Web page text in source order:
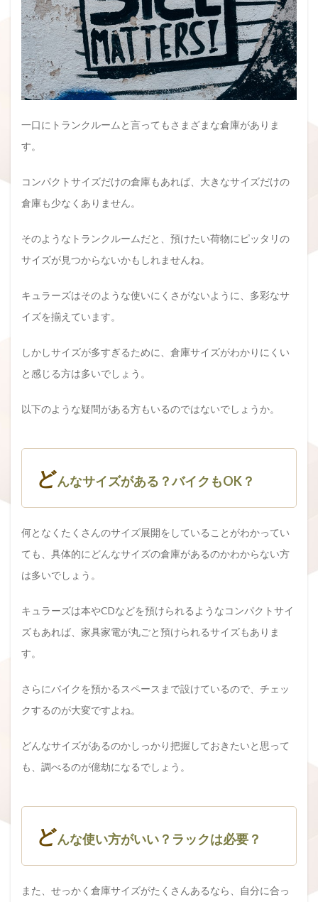
一口にトランクルームと言ってもさまざまな倉庫がありま
す。
コンパクトサイズだけの倉庫もあれば、大きなサイズだけの
倉庫も少なくありません。
そのようなトランクルームだと、預けたい荷物にピッタリの
サイズが見つからないかもしれませんね。
キュラーズはそのような使いにくさがないように、多彩なサ
イズを揃えています。
しかしサイズが多すぎるために、倉庫サイズがわかりにくい
と感じる方は多いでしょう。
以下のような疑問がある方もいるのではないでしょうか。
どんなサイズがある？バイクもOK？
何となくたくさんのサイズ展開をしていることがわかってい
ても、具体的にどんなサイズの倉庫があるのかわからない方
は多いでしょう。
キュラーズは本やCDなどを預けられるようなコンパクトサイ
ズもあれば、家具家電が丸ごと預けられるサイズもありま
す。
さらにバイクを預かるスペースまで設けているので、チェッ
クするのが大変ですよね。
どんなサイズがあるのかしっかり把握しておきたいと思って
も、調べるのが億劫になるでしょう。
どんな使い方がいい？ラックは必要？
また、せっかく倉庫サイズがたくさんあるなら、自分に合っ